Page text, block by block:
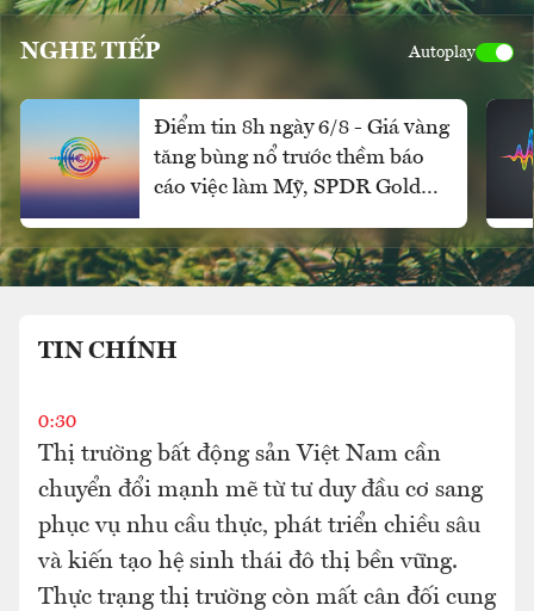
NGHE TIẾP Autoplay
Điểm tin 8h ngày 6/8 - Giá vàng
tăng bùng nổ trước thềm báo
cáo việc làm Mỹ, SPDR Gold
TIN CHÍNH
0:30
Thị trường bất động sản Việt Nam cần
chuyển đổi mạnh mẽ từ tư duy đầu cơ sang
phục vụ nhu cầu thực, phát triển chiều sâu
và kiến tạo hệ sinh thái đô thị bền vững.
Thực trạng thị trường còn mất cân đối cung